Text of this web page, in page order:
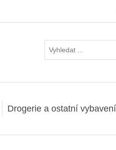
Drogerie a ostatní vybavení